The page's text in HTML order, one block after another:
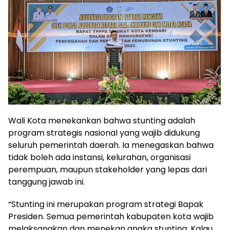
Wali Kota menekankan bahwa stunting adalah
program strategis nasional yang wajib didukung
seluruh pemerintah daerah. Ia menegaskan bahwa
tidak boleh ada instansi, kelurahan, organisasi
perempuan, maupun stakeholder yang lepas dari
tanggung jawab ini.
“Stunting ini merupakan program strategi Bapak
Presiden. Semua pemerintah kabupaten kota wajib